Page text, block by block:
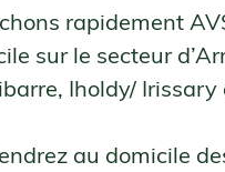
rapidement
sur le secteur
Iholdy/ Irissary
au domicile